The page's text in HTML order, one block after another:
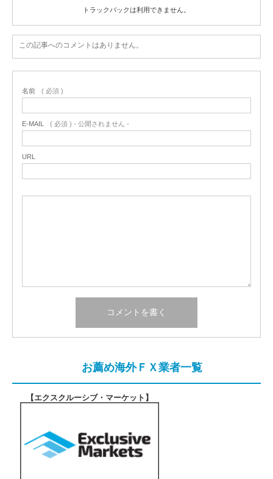
トラックバックは利用できません。
この記事へのコメントはありません。
名前 ( 必須 )
E-MAIL ( 必須 ) - 公開されません -
URL
お薦め海外ＦＸ業者一覧
【エクスクルーシブ・マーケット 】